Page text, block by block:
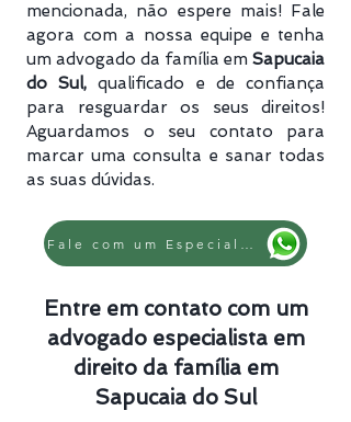
mencionada, não espere mais! Fale
agora com a nossa equipe e tenha
um advogado da família em Sapucaia
do Sul, qualificado e de confiança
para resguardar os seus direitos!
Aguardamos o seu contato para
marcar uma consulta e sanar todas
as suas dúvidas.
Entre em contato com um
advogado especialista em
direito da família em
Sapucaia do Sul